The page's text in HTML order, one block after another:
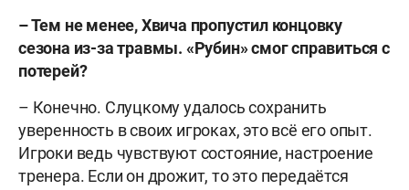
– Тем не менее, Хвича пропустил концовку
сезона из-за травмы. «Рубин» смог справиться с
потерей?
– Конечно. Слуцкому удалось сохранить
уверенность в своих игроках, это всё его опыт.
Игроки ведь чувствуют состояние, настроение
тренера. Если он дрожит, то это передаётся